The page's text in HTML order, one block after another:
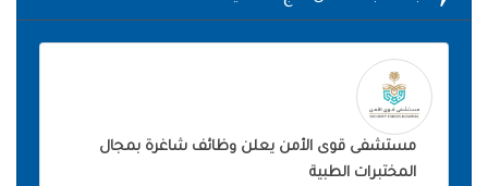
مستشفى قوى الأمن يعلن وظائف شاغرة بمجال
المختبرات الطبية